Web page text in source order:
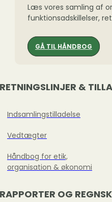
Læs vores samling af
funktionsadskillelser,
GÅ TIL HÅNDBOG
RETNINGSLINJER &
Indsamlingstilladelse
Vedtægter
Håndbog for etik,
organisation & økonomi
RAPPORTER OG